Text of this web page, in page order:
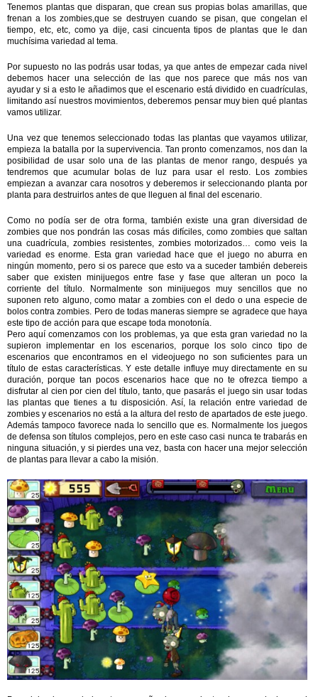
Tenemos plantas que disparan, que crean sus propias bolas amarillas, que
frenan a los zombies,que se destruyen cuando se pisan, que congelan el
tiempo, etc, etc, como ya dije, casi cincuenta tipos de plantas que le dan
muchísima variedad al tema.
Por supuesto no las podrás usar todas, ya que antes de empezar cada nivel
debemos hacer una selección de las que nos parece que más nos van
ayudar y si a esto le añadimos que el escenario está dividido en cuadrículas,
limitando así nuestros movimientos, deberemos pensar muy bien qué plantas
vamos utilizar.
Una vez que tenemos seleccionado todas las plantas que vayamos utilizar,
empieza la batalla por la supervivencia. Tan pronto comenzamos, nos dan la
posibilidad de usar solo una de las plantas de menor rango, después ya
tendremos que acumular bolas de luz para usar el resto. Los zombies
empiezan a avanzar cara nosotros y deberemos ir seleccionando planta por
planta para destruirlos antes de que lleguen al final del escenario.
Como no podía ser de otra forma, también existe una gran diversidad de
zombies que nos pondrán las cosas más difíciles, como zombies que saltan
una cuadrícula, zombies resistentes, zombies motorizados… como veis la
variedad es enorme. Esta gran variedad hace que el juego no aburra en
ningún momento, pero si os parece que esto va a suceder también debereis
saber que existen minijuegos entre fase y fase que alteran un poco la
corriente del título. Normalmente son minijuegos muy sencillos que no
suponen reto alguno, como matar a zombies con el dedo o una especie de
bolos contra zombies. Pero de todas maneras siempre se agradece que haya
este tipo de acción para que escape toda monotonía.
Pero aquí comenzamos con los problemas, ya que esta gran variedad no la
supieron implementar en los escenarios, porque los solo cinco tipo de
escenarios que encontramos en el videojuego no son suficientes para un
título de estas características. Y este detalle influye muy directamente en su
duración, porque tan pocos escenarios hace que no te ofrezca tiempo a
disfrutar al cien por cien del título, tanto, que pasarás el juego sin usar todas
las plantas que tienes a tu disposición. Así, la relación entre variedad de
zombies y escenarios no está a la altura del resto de apartados de este juego.
Además tampoco favorece nada lo sencillo que es. Normalmente los juegos
de defensa son títulos complejos, pero en este caso casi nunca te trabarás en
ninguna situación, y si pierdes una vez, basta con hacer una mejor selección
de plantas para llevar a cabo la misión.